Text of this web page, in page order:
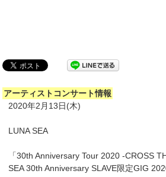
アーティストコンサート情報
2020年2月13日(木)
LUNA SEA
「30th Anniversary Tour 2020 -CROSS
SEA 30th Anniversary SLAVE限定GIG